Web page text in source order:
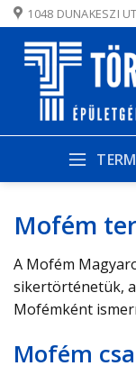
Skip
to
content
1048 DUNAKESZI
Mofém
A Mofém
sikertörténetük,
Mofémként
Mofém